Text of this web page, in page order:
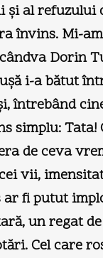
şi al refuzului
învins. Mi-
Dorin
i-a bătut
întrebând
simplu: Tata!
de ceva
vii,
ar fi putut
un regat
Cel care